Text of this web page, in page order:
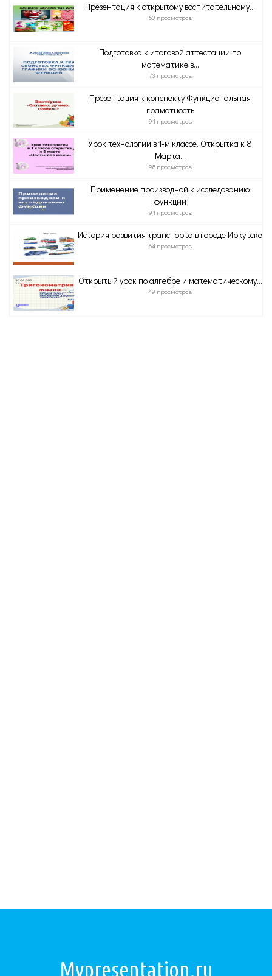
Презентация к открытому воспитательному...
63 просмотров
Подготовка к итоговой аттестации по
математике в...
73 просмотров
Презентация к конспекту Функциональная
грамотность
91 просмотров
Урок технологии в 1-м классе. Открытка к 8
Марта...
98 просмотров
Применение производной к исследованию
функции
91 просмотров
История развития транспорта в городе Иркутске
64 просмотров
Открытый урок по алгебре и математическому...
49 просмотров
Mypresentation.ru